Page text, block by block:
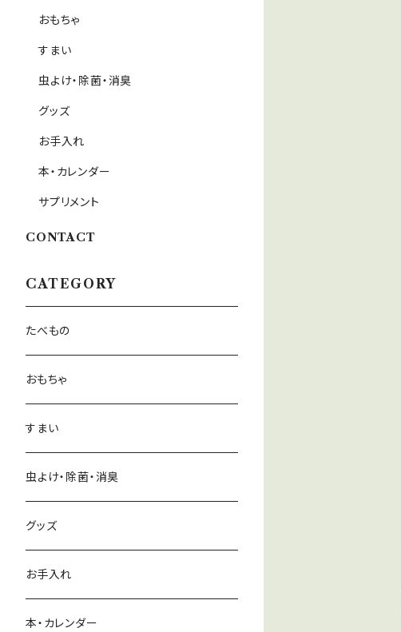
おもちゃ
すまい
虫よけ・除菌・消臭
グッズ
お手入れ
本・カレンダー
サプリメント
CONTACT
CATEGORY
たべもの
おもちゃ
すまい
虫よけ・除菌・消臭
グッズ
お手入れ
本・カレンダー